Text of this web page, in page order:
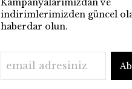
Kampanyalarımızdan ve
indirimlerimizden güncel
haberdar olun.